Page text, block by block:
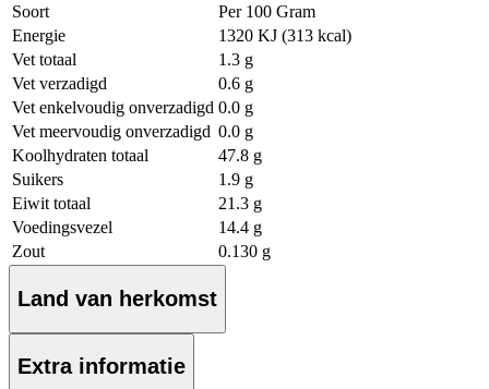
Soort
Per 100 Gram
Energie
1320 KJ (313 kcal)
Vet totaal
1.3 g
Vet verzadigd
0.6 g
Vet enkelvoudig onverzadigd 0.0 g
Vet meervoudig onverzadigd 0.0 g
Koolhydraten totaal
47.8 g
Suikers
1.9 g
Eiwit totaal
21.3 g
Voedingsvezel
14.4 g
Zout
0.130 g
Land van herkomst
Extra informatie